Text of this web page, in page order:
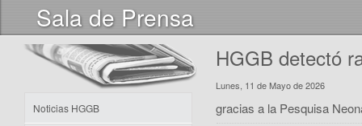
Sala de Prensa
Noticias HGGB
HGGB detectó
Lunes, 11 de Mayo de 2026
gracias a la Pesquisa